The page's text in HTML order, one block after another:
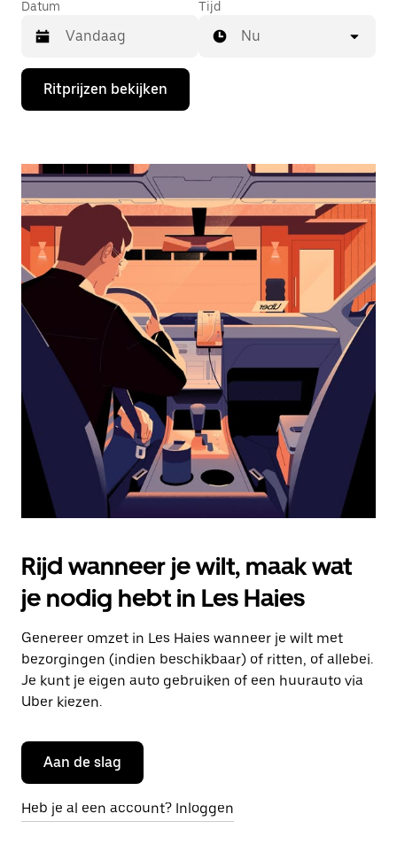
Datum
Druk
de
de
te
openen
een
datum
te
selecteren.
Druk
Escape
agenda
te
sluiten.
Tijd
Nu
Ritprijzen bekijken
Rijd wanneer je wilt, maak wat
je nodig hebt in Les Haies
Genereer omzet in Les Haies wanneer je wilt met
bezorgingen (indien beschikbaar) of ritten, of allebei.
Je kunt je eigen auto gebruiken of een huurauto via
Uber kiezen.
Aan de slag
Heb je al een account? Inloggen